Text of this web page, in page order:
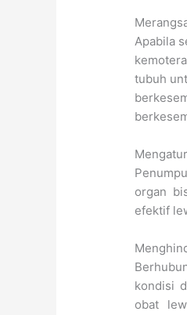
Apabila
tubuh
organ
efektif
kondisi
obat